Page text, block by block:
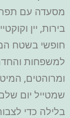
מסעדה עם
בירות, יין
חופשי בשטח
למשפחות
ומרוהטים,
שמטייל יום שלם
בלילה כדי